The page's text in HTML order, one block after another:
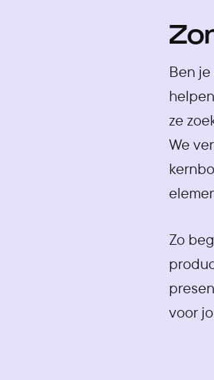
Ben
ze
We
Zo
voor